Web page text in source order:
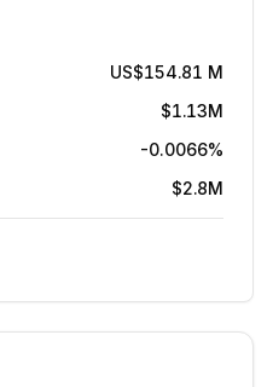
US$154.81 M
$1.13M
-0.0066%
$2.8M